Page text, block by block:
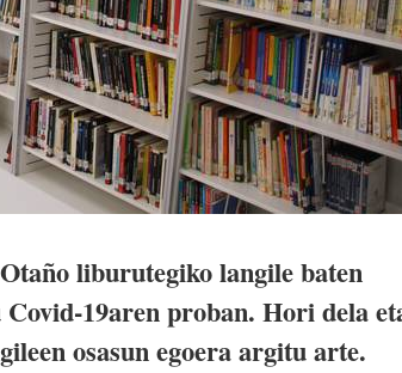
liburutegiko langile baten
19aren proban. Hori dela
osasun egoera argitu arte.